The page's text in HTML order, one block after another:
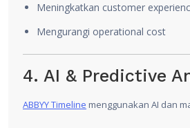
Meningkatkan customer
Mengurangi operational cost
4. AI & Predictive
ABBYYTimeline menggunakan AI dan